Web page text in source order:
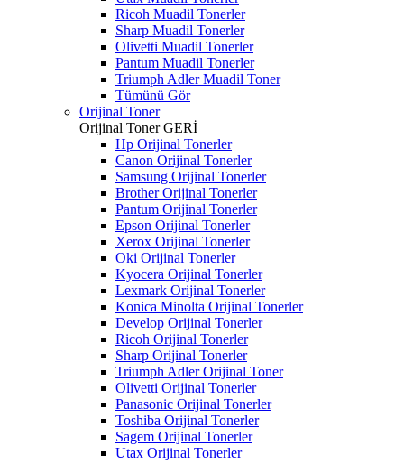
Ricoh Muadil Tonerler
Sharp Muadil Tonerler
Olivetti Muadil Tonerler
Pantum Muadil Tonerler
Triumph Adler Muadil Toner
Tümünü Gör
Orijinal Toner
Orijinal TonerGERİ
Hp Orijinal Tonerler
Canon Orijinal Tonerler
Samsung Orijinal Tonerler
Brother Orijinal Tonerler
Pantum Orijinal Tonerler
Epson Orijinal Tonerler
Xerox Orijinal Tonerler
Oki Orijinal Tonerler
Kyocera Orijinal Tonerler
Lexmark Orijinal Tonerler
Konica Minolta Orijinal Tonerler
Develop Orijinal Tonerler
Ricoh Orijinal Tonerler
Sharp Orijinal Tonerler
Triumph Adler Orijinal Toner
Olivetti Orijinal Tonerler
Panasonic Orijinal Tonerler
Toshiba Orijinal Tonerler
Sagem Orijinal Tonerler
Utax Orijinal Tonerler